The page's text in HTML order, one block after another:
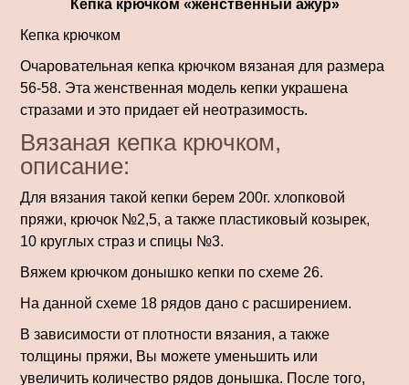
Кепка крючком «женственный ажур»
Кепка крючком
Очаровательная кепка крючком вязаная для размера
56-58. Эта женственная модель кепки украшена
стразами и это придает ей неотразимость.
Вязаная кепка крючком,
описание:
Для вязания такой кепки берем 200г. хлопковой
пряжи, крючок №2,5, а также пластиковый козырек,
10 круглых страз и спицы №3.
Вяжем крючком донышко кепки по схеме 26.
На данной схеме 18 рядов дано с расширением.
В зависимо­сти от плотности вязания, а также
толщины пряжи, Вы можете уменьшить или
увеличить количество рядов донышка. После того,